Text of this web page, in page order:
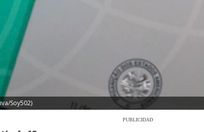
Soy502)
PUBLICIDAD